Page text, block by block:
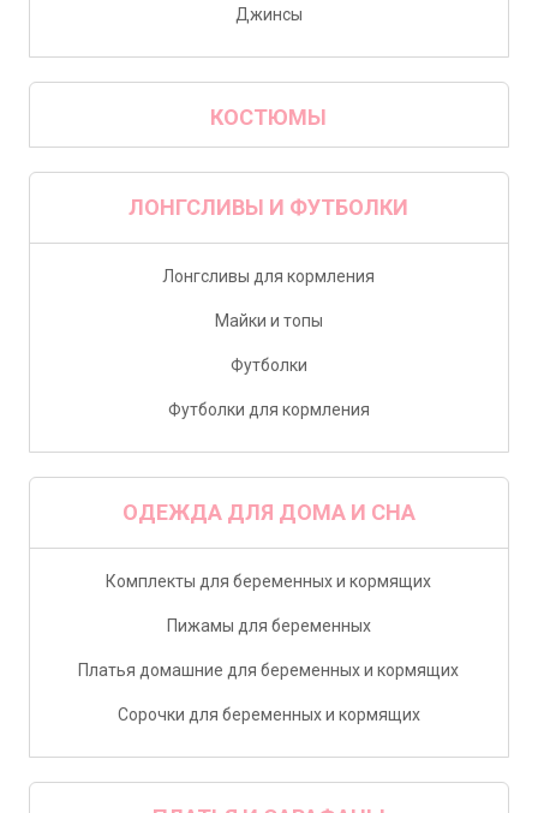
Джинсы
КОСТЮМЫ
ЛОНГСЛИВЫ И ФУТБОЛКИ
Лонгсливы для кормления
Майки и топы
Футболки
Футболки для кормления
ОДЕЖДА ДЛЯ ДОМА И СНА
Комплекты для беременных и кормящих
Пижамы для беременных
Платья домашние для беременных и кормящих
Сорочки для беременных и кормящих